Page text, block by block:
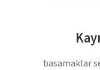
basamaklar